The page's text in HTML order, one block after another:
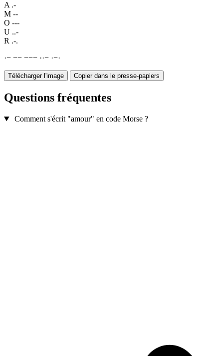
A .-
M --
O ---
U ..-
R .-.
·− −− −−− ··− ·−·
Télécharger l'image Copier dans le presse-papiers
Questions fréquentes
Comment s'écrit "amour" en code Morse ?